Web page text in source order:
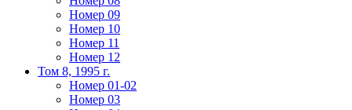
Номер 09
Номер 10
Номер 11
Номер 12
Том 8, 1995 г.
Номер 01-02
Номер 03